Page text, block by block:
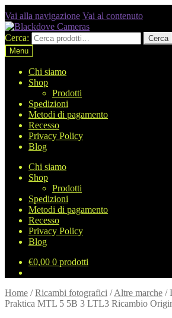
Vai alla navigazione Vai al contenuto
Cerca:
Cerca
Menu
Chi siamo
Shop
Prodotti
Spedizioni
Metodi di pagamento
Recesso
Privacy Policy
Blog
Chi siamo
Shop
Prodotti
Spedizioni
Metodi di pagamento
Recesso
Privacy Policy
Blog
€0,00 0 prodotti
Home /Ricambi fotografici /Altre marche /
Praktica MTL 5 5B 3 LTL3 Ricambio